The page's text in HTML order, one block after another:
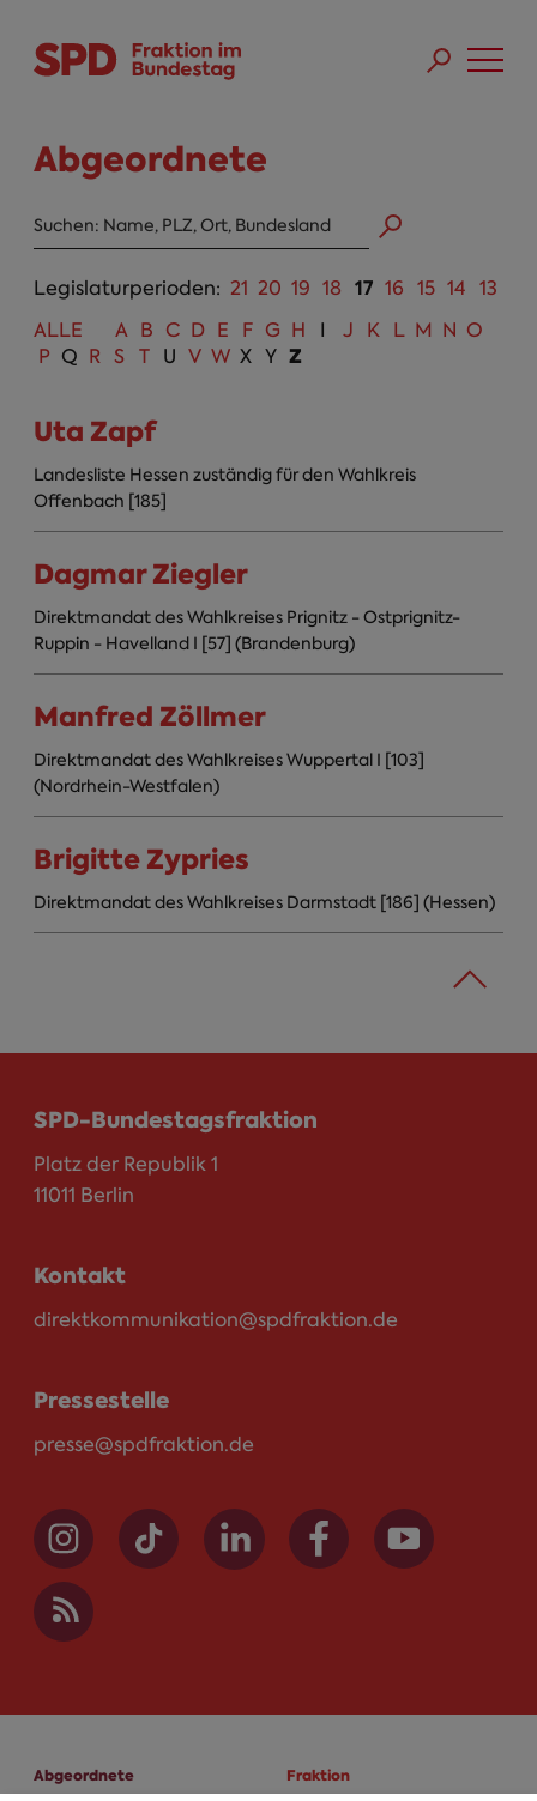
Abgeordnete
Abgeordneten Suche
Legislaturperioden: 21 20 19 18 17 16 15 14 13
ALLE
A B C D E F G H I J K L M N O
P Q R S T U V W X Y Z
Uta Zapf
Landesliste Hessen zuständig für den Wahlkreis
Offenbach [185]
Dagmar Ziegler
Direktmandat des Wahlkreises Prignitz - Ostprignitz-
Ruppin - Havelland I [57] (Brandenburg)
Manfred Zöllmer
Direktmandat des Wahlkreises Wuppertal I [103]
(Nordrhein-Westfalen)
Brigitte Zypries
Direktmandat des Wahlkreises Darmstadt [186] (Hessen)
SPD-Bundestagsfraktion
Platz der Republik 1
11011 Berlin
Kontakt
direktkommunikation@spdfraktion.de
Pressestelle
presse@spdfraktion.de
Abgeordnete Fraktion